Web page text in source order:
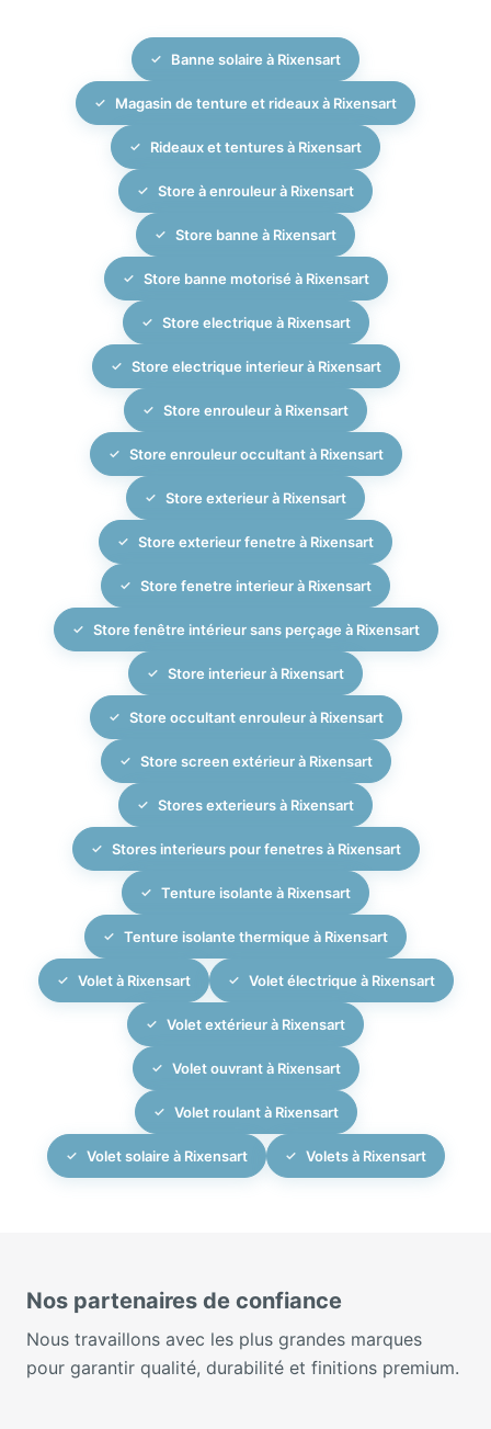
l’ensemble de votre projet : étude, choix des
matériaux, fabrication sur mesure, pose
professionnelle et service après-vente pour vos
stores extérieurs et intérieurs.
Banne solaire à Rixensart
Magasin de tenture et rideaux à Rixensart
Rideaux et tentures à Rixensart
Store à enrouleur à Rixensart
Store banne à Rixensart
Store banne motorisé à Rixensart
Store electrique à Rixensart
Store electrique interieur à Rixensart
Store enrouleur à Rixensart
Store enrouleur occultant à Rixensart
Store exterieur à Rixensart
Store exterieur fenetre à Rixensart
Store fenetre interieur à Rixensart
Store fenêtre intérieur sans perçage à Rixensart
Store interieur à Rixensart
Store occultant enrouleur à Rixensart
Store screen extérieur à Rixensart
Stores exterieurs à Rixensart
Stores interieurs pour fenetres à Rixensart
Tenture isolante à Rixensart
Tenture isolante thermique à Rixensart
Volet à Rixensart Volet électrique à Rixensart
Volet extérieur à Rixensart
Volet ouvrant à Rixensart
Volet roulant à Rixensart
Volet solaire à Rixensart Volets à Rixensart
Nos partenaires de confiance
Nous travaillons avec les plus grandes marques
pour garantir qualité, durabilité et finitions premium.